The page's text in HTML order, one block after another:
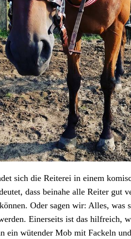
sich die Reiterei in einem
dass beinahe alle Reiter gut
Oder sagen wir: Alles, was
Einerseits ist das hilfreich,
ein wütender Mob mit Fackeln